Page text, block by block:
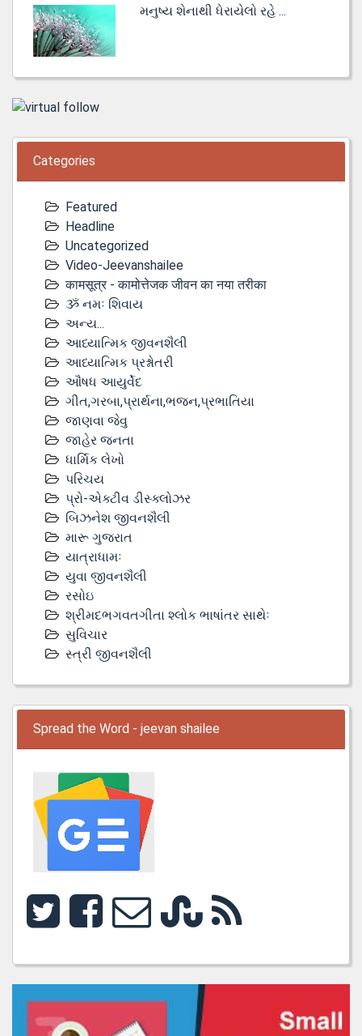
મનુષ્ય શેનાથી ધેરાયેલો રહે ...
Categories
Featured
Headline
Uncategorized
Video-Jeevanshailee
कामसूत्र - कामोत्तेजक जीवन का नया तरीका
ૐ નમઃ શિવાય
અન્ય...
આધ્યાત્મિક જીવનશૈલી
આધ્યાત્મિક પ્રશ્નોતરી
ઔષધ આયુર્વેદ
ગીત,ગરબા,પ્રાર્થના,ભજન,પ્રભાતિયા
જાણવા જેવુ
જાહેર જનતા
ધાર્મિક લેખો
પરિચય
પ્રો-એક્ટીવ ડીસ્‍ક્લોઝર
બિઝનેશ જીવનશૈલી
મારૂ ગુજરાત
યાત્રાધામઃ
યુવા જીવનશૈલી
રસોઇ
શ્રીમદભગવતગીતા શ્લોક ભાષાંતર સાથેઃ
સુવિચાર
સ્ત્રી જીવનશૈલી
Spread the Word - jeevan shailee